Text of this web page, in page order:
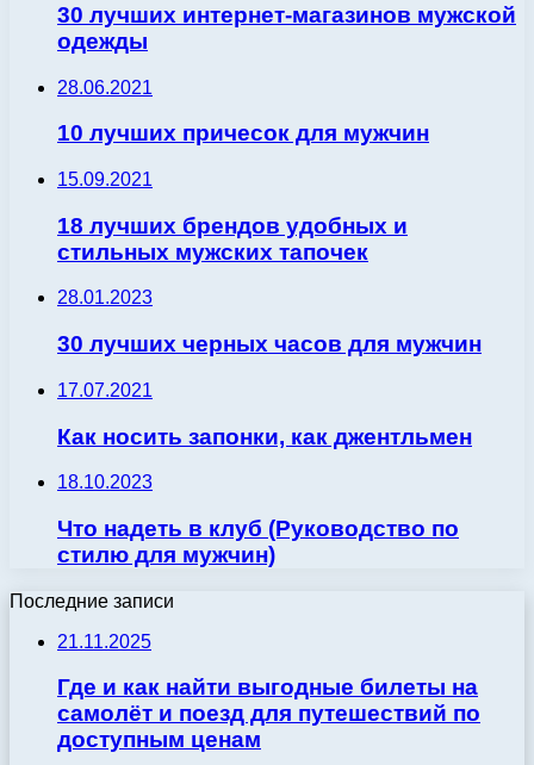
30 лучших интернет-магазинов мужской
одежды
28.06.2021
10 лучших причесок для мужчин
15.09.2021
18 лучших брендов удобных и
стильных мужских тапочек
28.01.2023
30 лучших черных часов для мужчин
17.07.2021
Как носить запонки, как джентльмен
18.10.2023
Что надеть в клуб (Руководство по
стилю для мужчин)
Последние записи
21.11.2025
Где и как найти выгодные билеты на
самолёт и поезд для путешествий по
доступным ценам